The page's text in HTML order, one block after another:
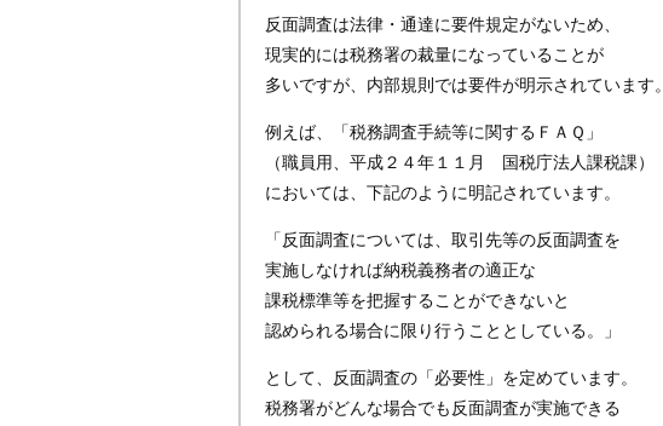
反面調査は法律・通達に要件規定がないため、
現実的には税務署の裁量になっていることが
多いですが、内部規則では要件が明示されています。
例えば、「税務調査手続等に関するＦＡＱ」
（職員用、平成２４年１１月 国税庁法人課税課）
においては、下記のように明記されています。
「反面調査については、取引先等の反面調査を
実施しなければ納税義務者の適正な
課税標準等を把握することができないと
認められる場合に限り行うこととしている。」
として、反面調査の「必要性」を定めています。
税務署がどんな場合でも反面調査が実施できる